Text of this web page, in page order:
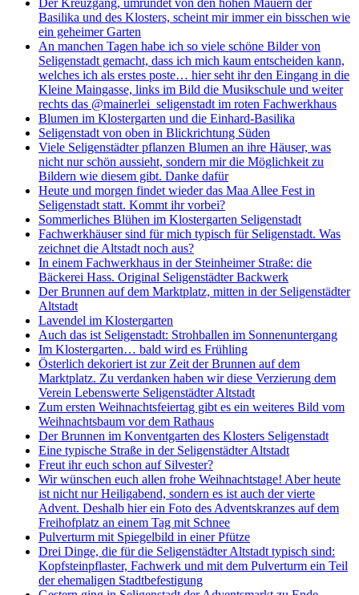
Der Kreuzgang, umrundet von den hohen Mauern der
Basilika und des Klosters, scheint mir immer ein bisschen wie
ein geheimer Garten
An manchen Tagen habe ich so viele schöne Bilder von
Seligenstadt gemacht, dass ich mich kaum entscheiden kann,
welches ich als erstes poste… hier seht ihr den Eingang in die
Kleine Maingasse, links im Bild die Musikschule und weiter
rechts das @mainerlei_seligenstadt im roten Fachwerkhaus
Blumen im Klostergarten und die Einhard-Basilika
Seligenstadt von oben in Blickrichtung Süden
Viele Seligenstädter pflanzen Blumen an ihre Häuser, was
nicht nur schön aussieht, sondern mir die Möglichkeit zu
Bildern wie diesem gibt. Danke dafür
Heute und morgen findet wieder das Maa Allee Fest in
Seligenstadt statt. Kommt ihr vorbei?
Sommerliches Blühen im Klostergarten Seligenstadt
Fachwerkhäuser sind für mich typisch für Seligenstadt. Was
zeichnet die Altstadt noch aus?
In einem Fachwerkhaus in der Steinheimer Straße: die
Bäckerei Hass. Original Seligenstädter Backwerk
Der Brunnen auf dem Marktplatz, mitten in der Seligenstädter
Altstadt
Lavendel im Klostergarten
Auch das ist Seligenstadt: Strohballen im Sonnenuntergang
Im Klostergarten… bald wird es Frühling
Österlich dekoriert ist zur Zeit der Brunnen auf dem
Marktplatz. Zu verdanken haben wir diese Verzierung dem
Verein Lebenswerte Seligenstädter Altstadt
Zum ersten Weihnachtsfeiertag gibt es ein weiteres Bild vom
Weihnachtsbaum vor dem Rathaus
Der Brunnen im Konventgarten des Klosters Seligenstadt
Eine typische Straße in der Seligenstädter Altstadt
Freut ihr euch schon auf Silvester?
Wir wünschen euch allen frohe Weihnachtstage! Aber heute
ist nicht nur Heiligabend, sondern es ist auch der vierte
Advent. Deshalb hier ein Foto des Adventskranzes auf dem
Freihofplatz an einem Tag mit Schnee
Pulverturm mit Spiegelbild in einer Pfütze
Drei Dinge, die für die Seligenstädter Altstadt typisch sind:
Kopfsteinpflaster, Fachwerk und mit dem Pulverturm ein Teil
der ehemaligen Stadtbefestigung